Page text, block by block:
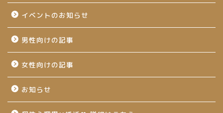
イベントのお知らせ
男性向けの記事
女性向けの記事
お知らせ